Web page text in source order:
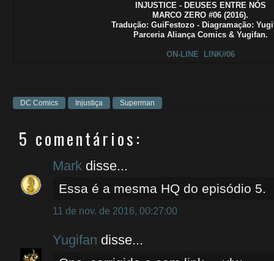
INJUSTICE - DEUSES ENTRE NÓS
MARCO ZERO #06 (2016).
Tradução: GuiFestozo - Diagramação:
Parceria Aliança Comics & Yugifan.
ON-LINE LINK#06
DC Comics Injustiça Superman
5 comentários:
Mark disse...
Essa é a mesma HQ do episódio 5.
11 de nov. de 2016, 00:27:00
Yugifan disse...